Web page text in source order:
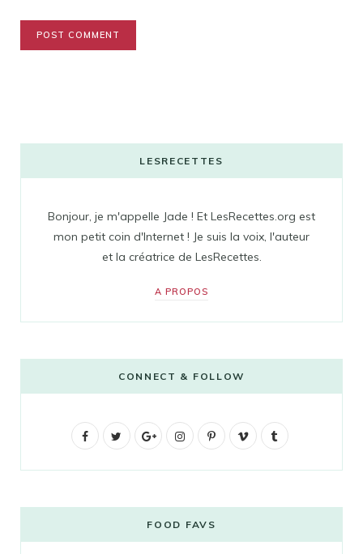
LESRECETTES
Bonjour, je m'appelle Jade ! Et LesRecettes.org est
mon petit coin d'Internet ! Je suis la voix, l'auteur
et la créatrice de LesRecettes.
A PROPOS
CONNECT & FOLLOW
F
b
t
G
g
l
I
t
a
P
e
V
o
l
FOOD FAVS